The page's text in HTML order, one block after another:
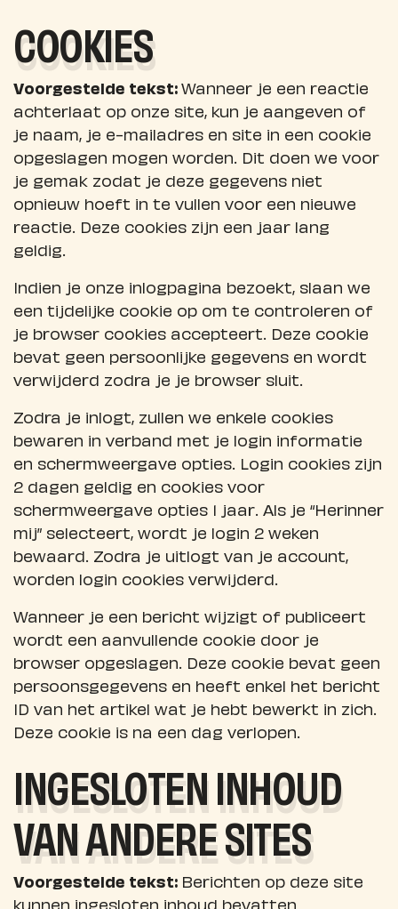
COOKIES
Voorgestelde tekst:Wanneer je een reactie
achterlaat op onze site, kun je aangeven of
je naam, je e-mailadres en site in een cookie
opgeslagen mogen worden. Dit doen we voor
je gemak zodat je deze gegevens niet
opnieuw hoeft in te vullen voor een nieuwe
reactie. Deze cookies zijn een jaar lang
geldig.
Indien je onze inlogpagina bezoekt, slaan we
een tijdelijke cookie op om te controleren of
je browser cookies accepteert. Deze cookie
bevat geen persoonlijke gegevens en wordt
verwijderd zodra je je browser sluit.
Zodra je inlogt, zullen we enkele cookies
bewaren in verband met je login informatie
en schermweergave opties. Login cookies zijn
2 dagen geldig en cookies voor
schermweergave opties 1 jaar. Als je “Herinner
mij” selecteert, wordt je login 2 weken
bewaard. Zodra je uitlogt van je account,
worden login cookies verwijderd.
Wanneer je een bericht wijzigt of publiceert
wordt een aanvullende cookie door je
browser opgeslagen. Deze cookie bevat geen
persoonsgegevens en heeft enkel het bericht
ID van het artikel wat je hebt bewerkt in zich.
Deze cookie is na een dag verlopen.
INGESLOTEN INHOUD
VAN ANDERE SITES
Voorgestelde tekst: Berichten op deze site
kunnen ingesloten inhoud bevatten